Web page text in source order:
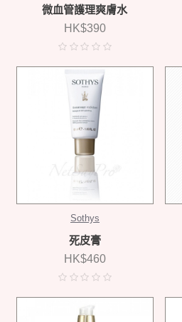
微血管護理爽膚水
HK$390
Sothys
死皮膏
HK$460